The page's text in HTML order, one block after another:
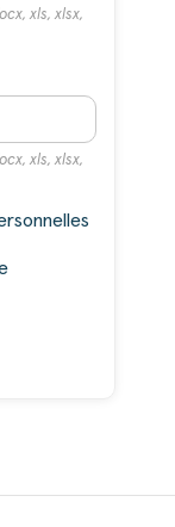
xls, xlsx,
xls, xlsx,